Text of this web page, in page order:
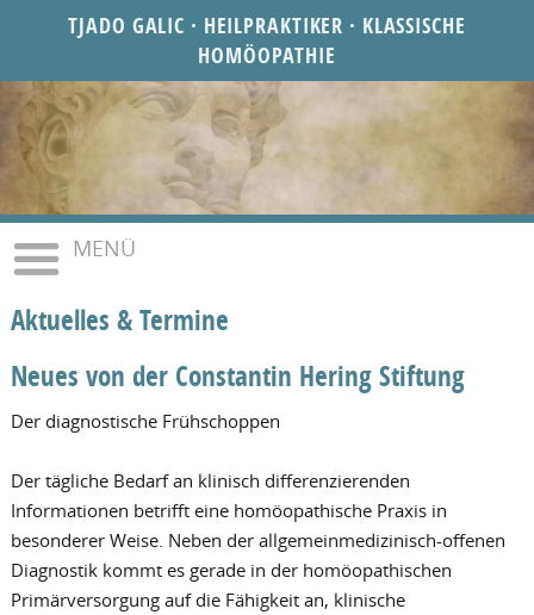
TJADO GALIC · HEILPRAKTIKER · KLASSISCHE
HOMÖOPATHIE
MENÜ
Aktuelles & Termine
Neues von der Constantin Hering Stiftung
Der diagnostische Frühschoppen
Der tägliche Bedarf an klinisch differenzierenden
Informationen betrifft eine homöopathische Praxis in
besonderer Weise. Neben der allgemeinmedizinisch-offenen
Diagnostik kommt es gerade in der homöopathischen
Primärversorgung auf die Fähigkeit an, klinische